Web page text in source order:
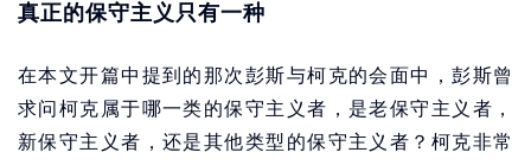
真正的保守主义只有一种
在本文开篇中提到的那次彭斯与柯克的会面中，彭斯曾
求问柯克属于哪一类的保守主义者，是老保守主义者，
新保守主义者，还是其他类型的保守主义者？柯克非常